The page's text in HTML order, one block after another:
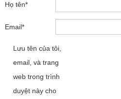
Họ tên*
Email*
Lưu tên của tôi,
email, và trang
web trong trình
duyệt này cho